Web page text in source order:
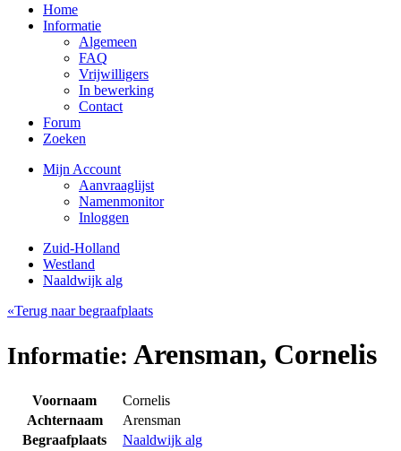
Home
Informatie
Algemeen
FAQ
Vrijwilligers
In bewerking
Contact
Forum
Zoeken
Mijn Account
Aanvraaglijst
Namenmonitor
Inloggen
Zuid-Holland
Westland
Naaldwijk alg
«Terug naar begraafplaats
Informatie: Arensman, Cornelis
Voornaam
Cornelis
Achternaam
Arensman
Begraafplaats
Naaldwijk alg